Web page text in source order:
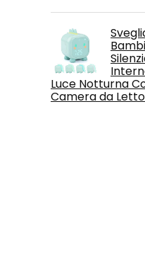
Luce Notturna
Camera da